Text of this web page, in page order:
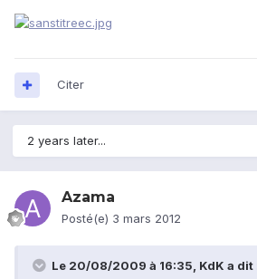
Citer
2 years later...
Azama
Posté(e) 3 mars 2012
Le 20/08/2009 à 16:35, KdK a dit